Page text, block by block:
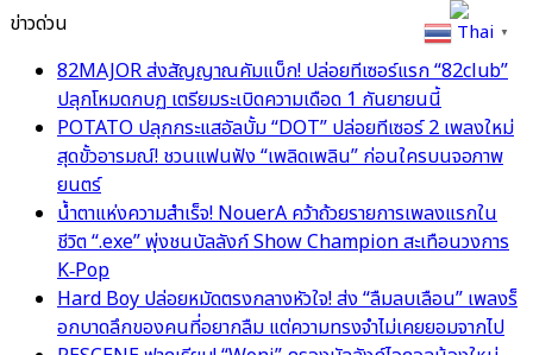
ข่าวด่วน
82MAJOR ส่งสัญญาณคัมแบ็ก! ปล่อยทีเซอร์แรก “82club”
ปลุกโหมดกบฏ เตรียมระเบิดความเดือด 1 กันยายนนี้
POTATO ปลุกกระแสอัลบั้ม “DOT” ปล่อยทีเซอร์ 2 เพลงใหม่
สุดขั้วอารมณ์! ชวนแฟนฟัง “เพลิดเพลิน” ก่อนใครบนจอภาพ
ยนตร์
น้ำตาแห่งความสำเร็จ! NouerA คว้าถ้วยรายการเพลงแรกใน
ชีวิต “.exe” พุ่งชนบัลลังก์ Show Champion สะเทือนวงการ
K‑Pop
Hard Boy ปล่อยหมัดตรงกลางหัวใจ! ส่ง “ลืมลบเลือน” เพลงร็
อกบาดลึกของคนที่อยากลืม แต่ความทรงจำไม่เคยยอมจากไป
Thai ▼